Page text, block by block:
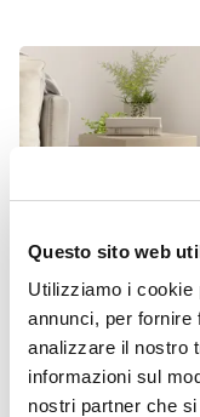
Questo sito web
Utilizziamo i cookie
annunci, per fornire
analizzare il nostro
informazioni sul
nostri partner che
ICE-35B
Cubo multiuso da
35 h cm in polietilene
- Kubbot